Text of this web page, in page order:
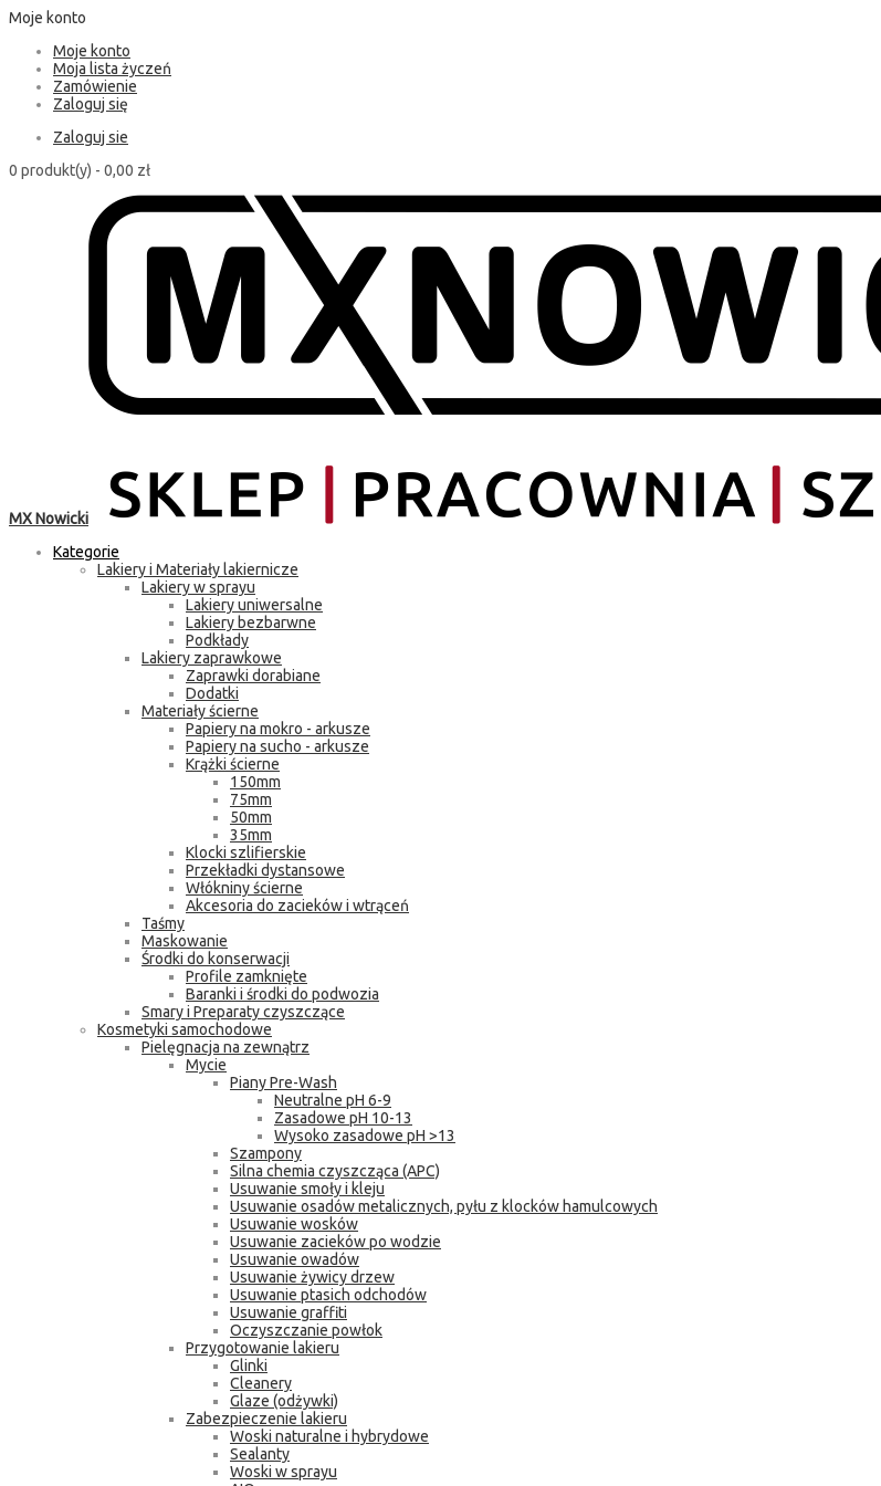
Moje konto
Moje konto
Moja lista życzeń
Zamówienie
Zaloguj się
Zaloguj sie
0 produkt(y) - 0,00 zł
MX Nowicki
Kategorie
Lakiery i Materiały lakiernicze
Lakiery w sprayu
Lakiery uniwersalne
Lakiery bezbarwne
Podkłady
Lakiery zaprawkowe
Zaprawki dorabiane
Dodatki
Materiały ścierne
Papiery na mokro - arkusze
Papiery na sucho - arkusze
Krążki ścierne
150mm
75mm
50mm
35mm
Klocki szlifierskie
Przekładki dystansowe
Włókniny ścierne
Akcesoria do zacieków i wtrąceń
Taśmy
Maskowanie
Środki do konserwacji
Profile zamknięte
Baranki i środki do podwozia
Smary i Preparaty czyszczące
Kosmetyki samochodowe
Pielęgnacja na zewnątrz
Mycie
Piany Pre-Wash
Neutralne pH 6-9
Zasadowe pH 10-13
Wysoko zasadowe pH >13
Szampony
Silna chemia czyszcząca (APC)
Usuwanie smoły i kleju
Usuwanie osadów metalicznych, pyłu z klocków hamulcowych
Usuwanie wosków
Usuwanie zacieków po wodzie
Usuwanie owadów
Usuwanie żywicy drzew
Usuwanie ptasich odchodów
Usuwanie graffiti
Oczyszczanie powłok
Przygotowanie lakieru
Glinki
Cleanery
Glaze (odżywki)
Zabezpieczenie lakieru
Woski naturalne i hybrydowe
Sealanty
Woski w sprayu